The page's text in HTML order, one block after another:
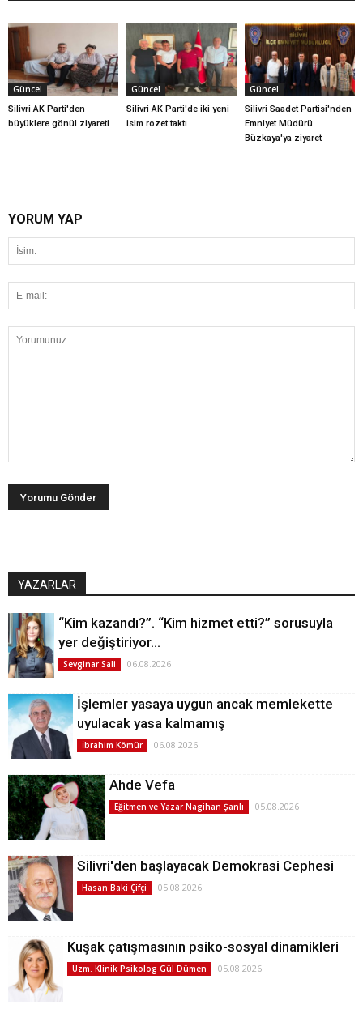
Güncel
Silivri AK Parti'den
büyüklere gönül ziyareti
Güncel
Silivri AK Parti'de iki yeni
isim rozet taktı
Güncel
Silivri Saadet Partisi'nden
Emniyet Müdürü
Büzkaya'ya ziyaret
YORUM YAP
YAZARLAR
“Kim kazandı?”. “Kim hizmet etti?” sorusuyla
yer değiştiriyor…
Sevginar Sali 06.08.2026
İşlemler yasaya uygun ancak memlekette
uyulacak yasa kalmamış
İbrahim Kömür 06.08.2026
Ahde Vefa
Eğitmen ve Yazar Nagihan Şanlı 05.08.2026
Silivri'den başlayacak Demokrasi Cephesi
Hasan Baki Çifçi 05.08.2026
Kuşak çatışmasının psiko-sosyal dinamikleri
Uzm. Klinik Psikolog Gül Dümen 05.08.2026